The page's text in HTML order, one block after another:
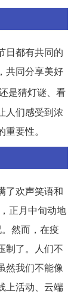
日都有共同的
共同分享美好
还是猜灯谜、看
人们感受到浓
要性。
了欢声笑语和
正月中旬动地
然而，在疫
制了。人们不
然我们不能像
上活动、云端